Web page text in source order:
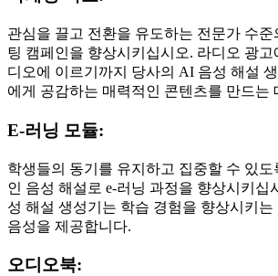
관심을 끌고 전환을 유도하는 전문가 수준
팅 캠페인을 향상시키십시오. 라디오 광고
디오에 이르기까지 당사의 AI 음성 해설
에게 공감하는 매력적인 콘텐츠를 만드는
E-러닝 모듈:
학생들의 동기를 유지하고 집중할 수 있도
인 음성 해설로 e-러닝 과정을 향상시키십
성 해설 생성기는 학습 경험을 향상시키는
음성을 제공합니다.
오디오북: